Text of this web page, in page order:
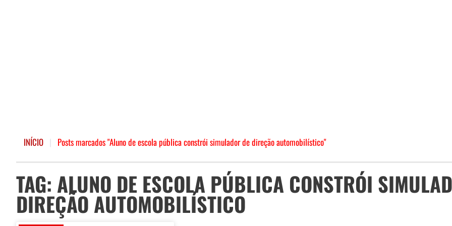
INÍCIO Posts marcados "Aluno de escola pública constrói simulador de direção automobilístico"
TAG: ALUNO DE ESCOLA PÚBLICA CONSTRÓI
DIREÇÃO AUTOMOBILÍSTICO